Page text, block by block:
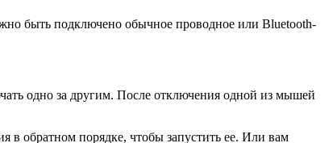
быть подключено обычное проводное или Bluetooth-
одно за другим. После отключения одной из мышей
обратном порядке, чтобы запустить ее. Или вам